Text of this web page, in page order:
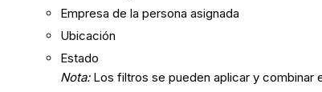
Empresa de la persona asignada
Ubicación
Estado
Nota: Los filtros se pueden aplicar y combinar